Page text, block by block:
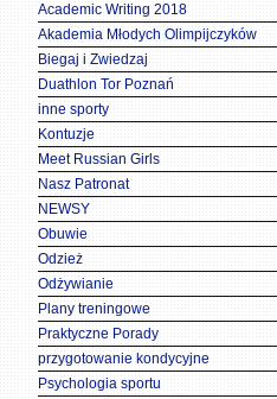
Academic Writing 2018
Akademia Młodych Olimpijczyków
Biegaj i Zwiedzaj
Duathlon Tor Poznań
inne sporty
Kontuzje
Meet Russian Girls
Nasz Patronat
NEWSY
Obuwie
Odzież
Odżywianie
Plany treningowe
Praktyczne Porady
przygotowanie kondycyjne
Psychologia sportu